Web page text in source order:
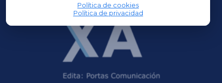
Política de cookies
Política de privacidad